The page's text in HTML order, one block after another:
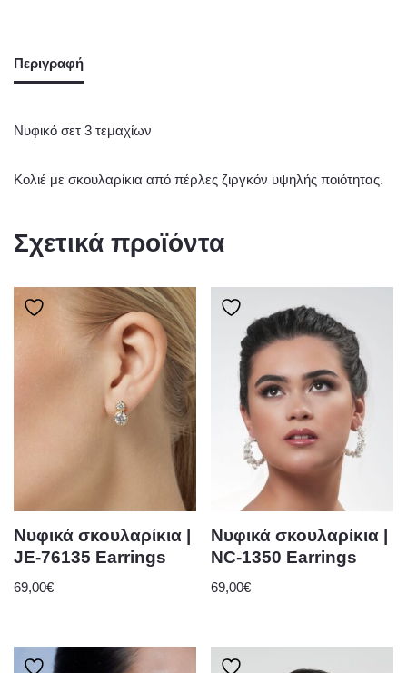
Περιγραφή
Νυφικό σετ 3 τεμαχίων
Κολιέ με σκουλαρίκια από πέρλες ζιργκόν υψηλής ποιότητας.
Σχετικά προϊόντα
Νυφικά σκουλαρίκια |
JE-76135 Earrings
69,00€
Νυφικά σκουλαρίκια |
NC-1350 Earrings
69,00€